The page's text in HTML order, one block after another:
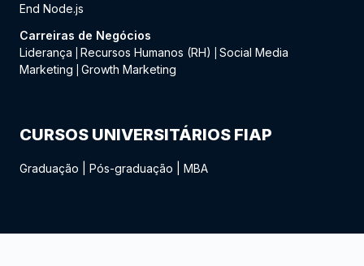
End Node.js
Carreiras de Negócios
Liderança
Recursos Humanos (RH)
Social Media
Marketing
Growth Marketing
CURSOS UNIVERSITÁRIOS FIAP
Graduação Pós-graduação MBA